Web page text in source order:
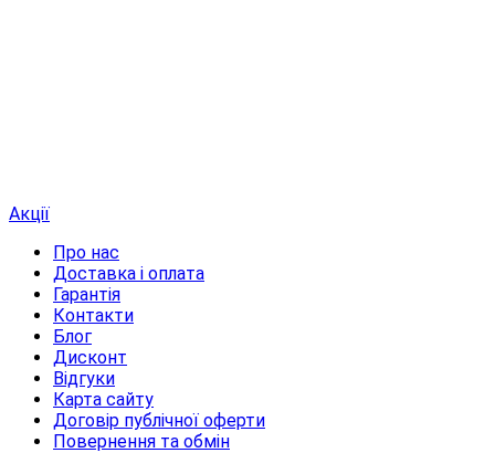
Акції
Про нас
Доставка і оплата
Гарантія
Контакти
Блог
Дисконт
Відгуки
Карта сайту
Договір публічної оферти
Повернення та обмін